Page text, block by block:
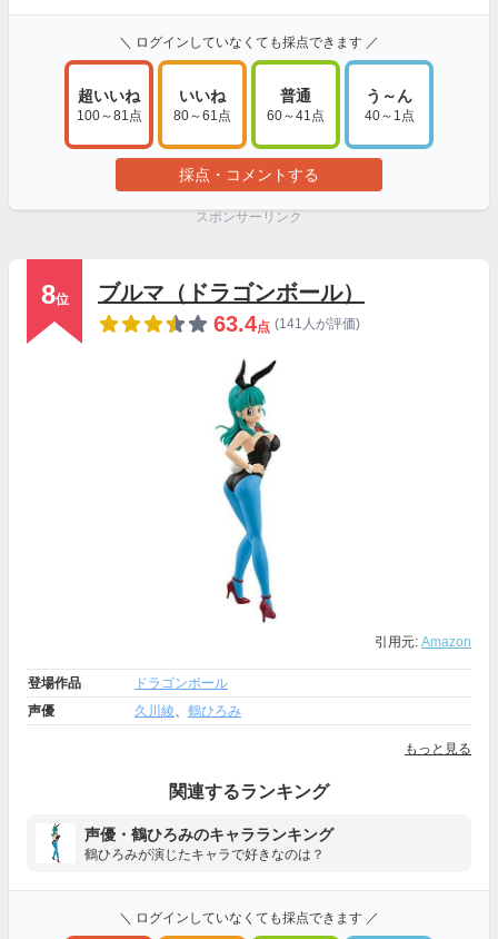
＼ ログインしていなくても採点できます ／
超いいね
100～81点
いいね
80～61点
普通
60～41点
う～ん
40～1点
採点・コメントする
スポンサーリンク
8位
ブルマ（ドラゴンボール）
63.4点 (141人が評価)
引用元: Amazon
登場作品
ドラゴンボール
声優
久川綾、 鶴ひろみ
もっと見る
関連するランキング
声優・鶴ひろみのキャラランキング
鶴ひろみが演じたキャラで好きなのは？
＼ ログインしていなくても採点できます ／